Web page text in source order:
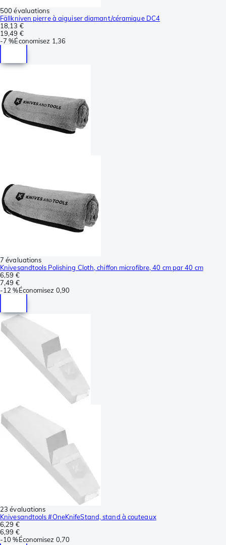
500 évaluations
Fällkniven pierre à aiguiser diamant/céramique DC4
18,13 €
19,49 €
-7 %Économisez 1,36
7 évaluations
Knivesandtools Polishing Cloth, chiffon microfibre, 40 cm par 40 cm
6,59 €
7,49 €
-12 %Économisez 0,90
23 évaluations
Knivesandtools #OneKnifeStand, stand à couteaux
6,29 €
6,99 €
-10 %Économisez 0,70